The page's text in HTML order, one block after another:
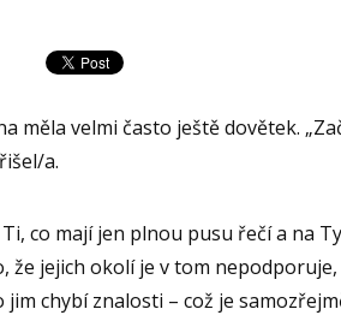
měla velmi často ještě dovětek.
a.
co mají jen plnou pusu řečí a na
jejich okolí je v tom
chybí znalosti – což je